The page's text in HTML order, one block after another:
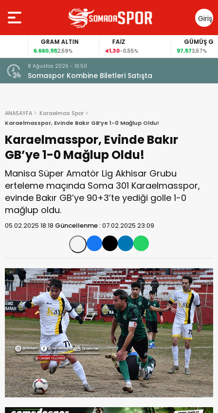
Giriş
Yap
GRAM ALTIN
2,59% -0,55%
GÜMÜŞ GRAM
3,57%
8 Ağustos 2026 - 16:50
Somaspor Kombine Biletleri Satışta
ANASAYFA
Karaelmas Spor
Karaelmasspor, Evinde Bakır GB’ye 1-0 Mağlup Oldu!
Karaelmasspor, Evinde Bakır
GB’ye 1-0 Mağlup Oldu!
Manisa Süper Amatör Lig Akhisar Grubu
erteleme maçında Soma 301 Karaelmasspor,
evinde Bakır GB’ye 90+3’te yediği golle 1-0
mağlup oldu.
05.02.2025 18:18 Güncellenme :07.02.2025 23:09